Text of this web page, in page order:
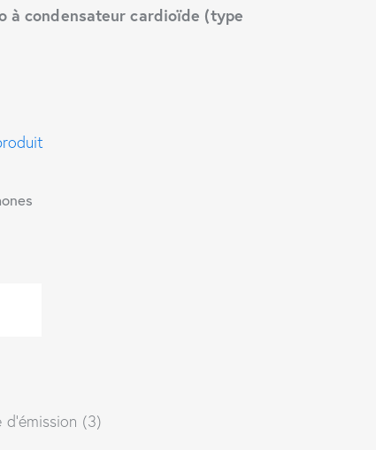
à condensateur cardioïde (type
(3)